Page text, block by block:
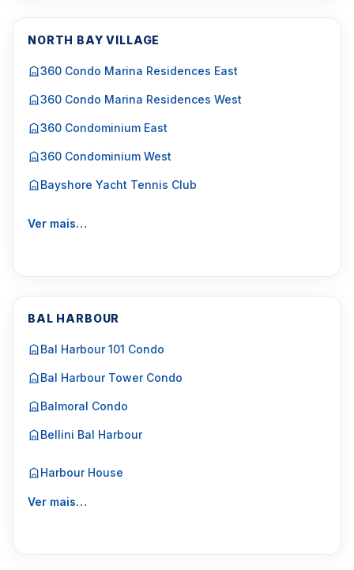
NORTH BAY VILLAGE
360 Condo Marina Residences East
360 Condo Marina Residences West
360 Condominium East
360 Condominium West
Bayshore Yacht Tennis Club
Ver mais…
BAL HARBOUR
Bal Harbour 101 Condo
Bal Harbour Tower Condo
Balmoral Condo
Bellini Bal Harbour
Harbour House
Ver mais…